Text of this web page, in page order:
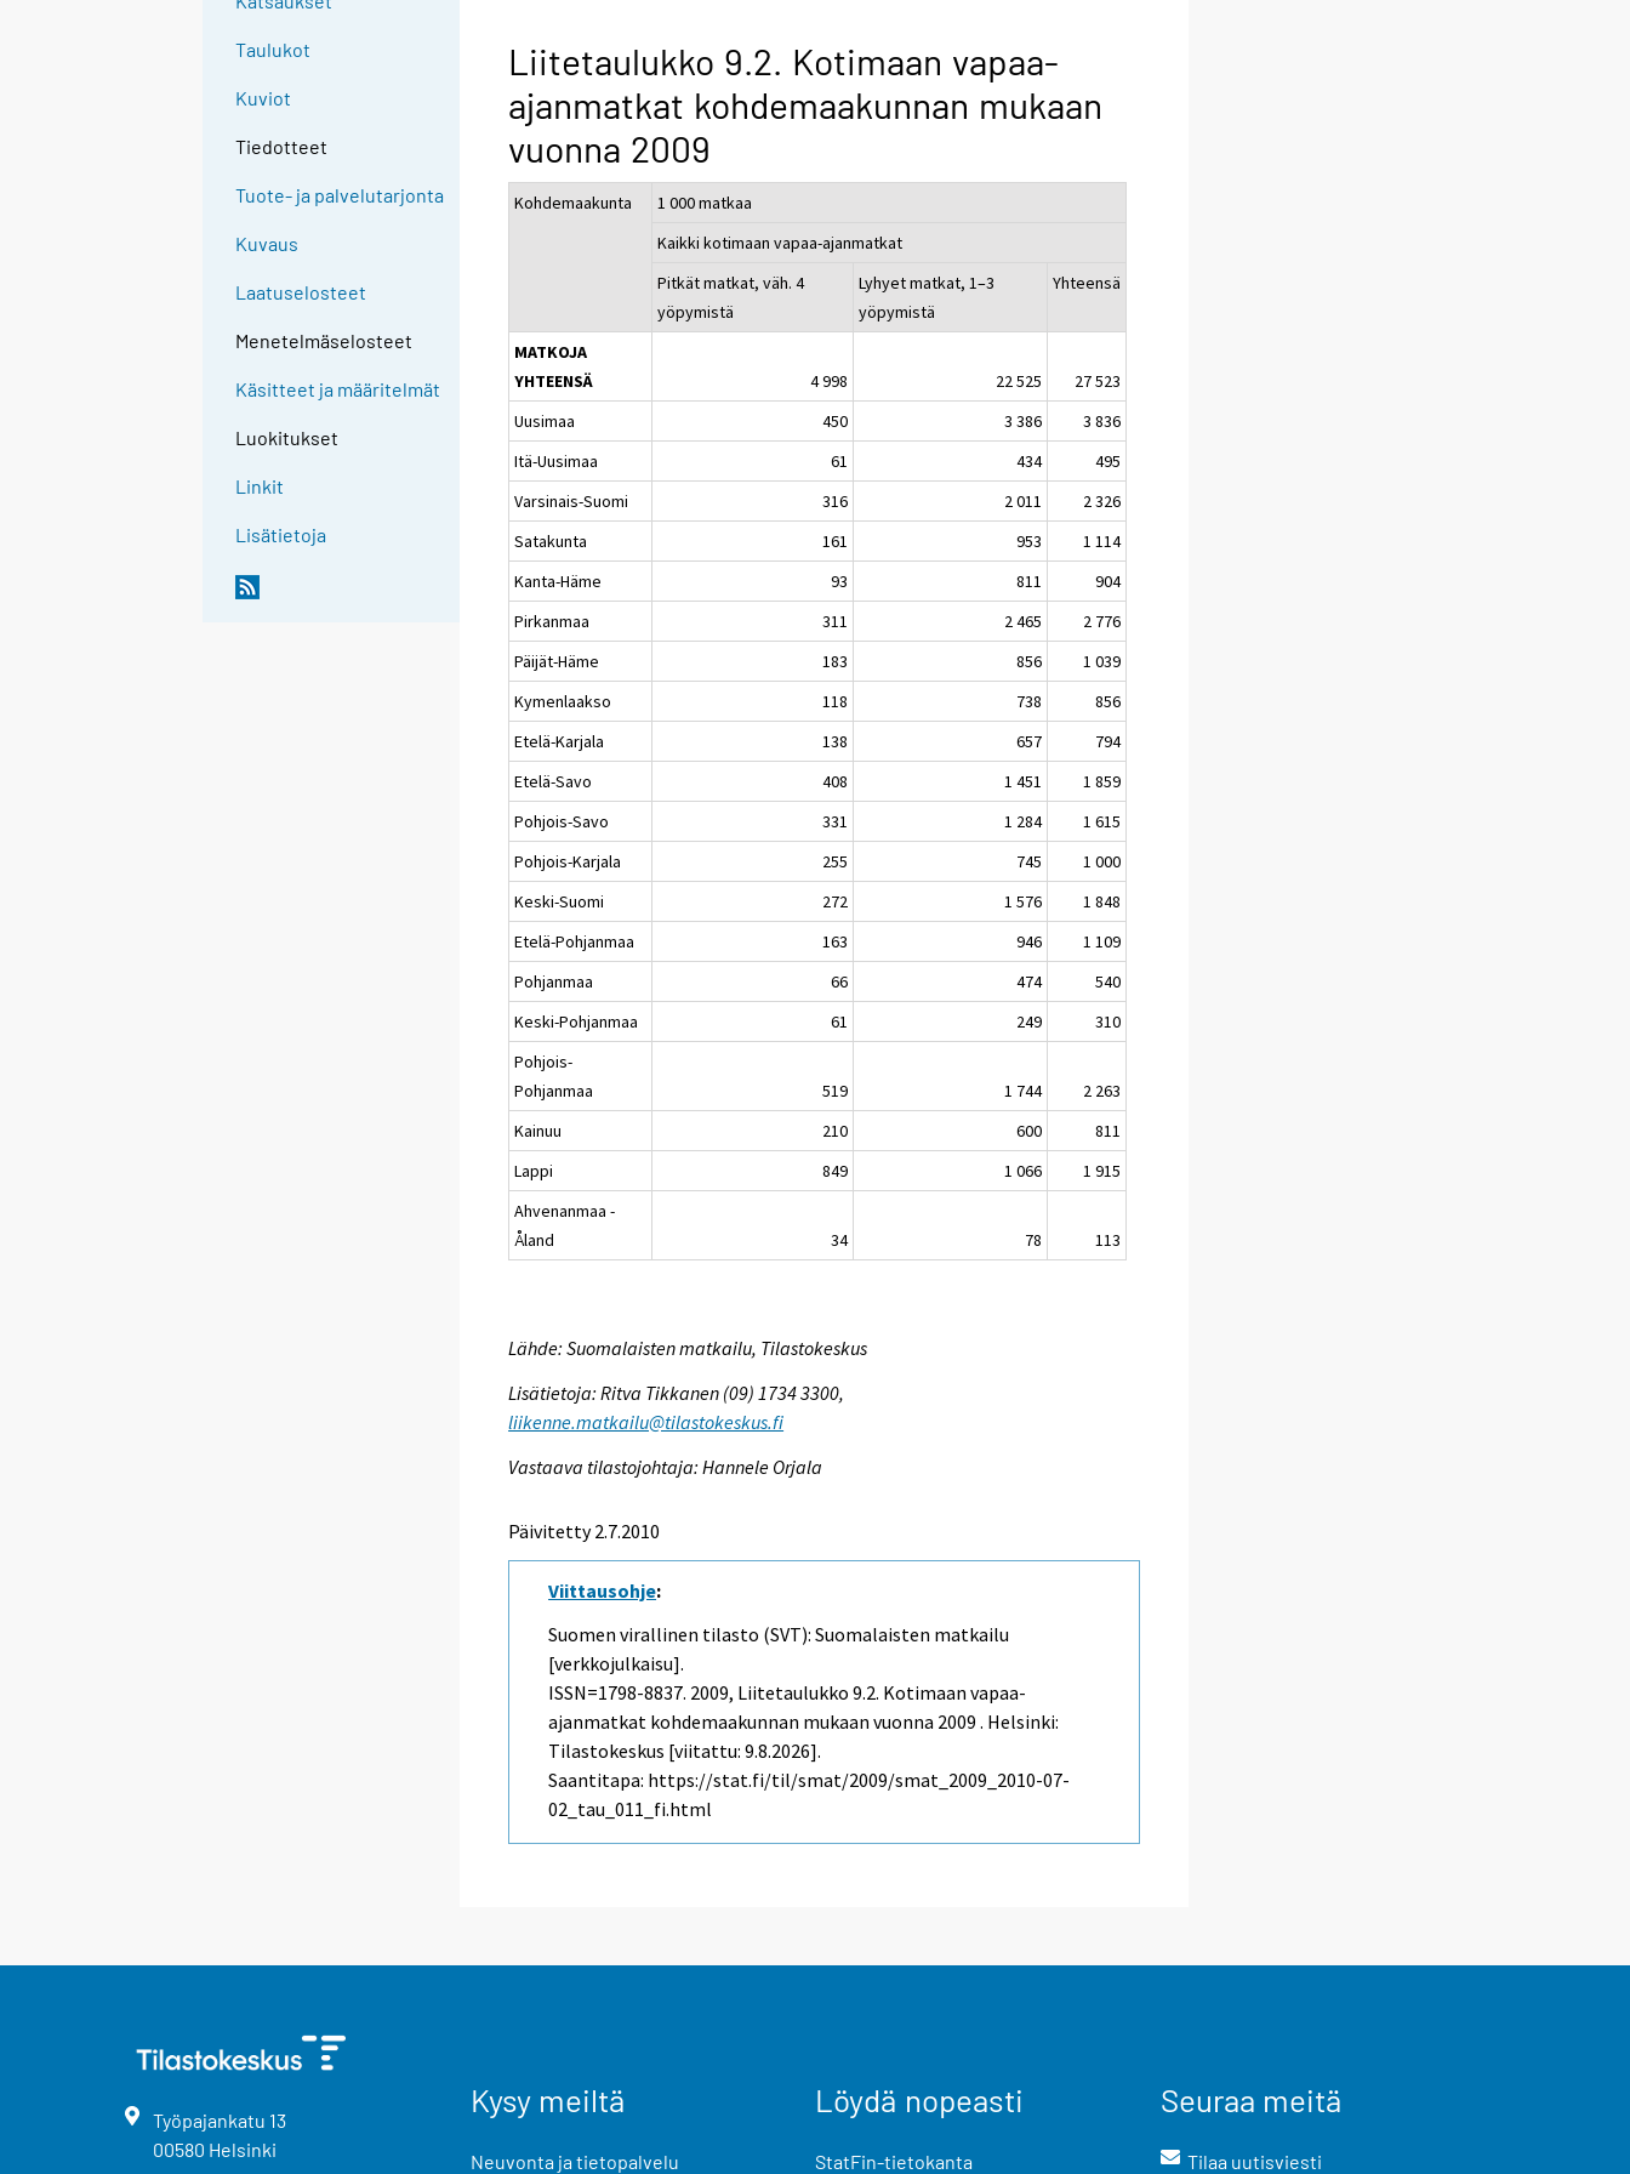
Taulukot
Kuviot
Tiedotteet
Tuote- ja palvelutarjonta
Kuvaus
Laatuselosteet
Menetelmäselosteet
Käsitteet ja määritelmät
Luokitukset
Linkit
Lisätietoja
Liitetaulukko 9.2. Kotimaan vapaa-
ajanmatkat kohdemaakunnan mukaan
vuonna 2009
Kohdemaakunta
1 000 matkaa
Kaikki kotimaan vapaa-ajanmatkat
Pitkät matkat, väh. 4
yöpymistä
Lyhyet matkat, 1–3
yöpymistä
Yhteensä
MATKOJA
YHTEENSÄ
4 998 22 525
27 523
Uusimaa
450 3 386
3 836
Itä-Uusimaa
61 434
495
Varsinais-Suomi
316 2 011
2 326
Satakunta
161 953
1 114
Kanta-Häme
93 811
904
Pirkanmaa
311 2 465
2 776
Päijät-Häme
183 856
1 039
Kymenlaakso
118 738
856
Etelä-Karjala
138 657
794
Etelä-Savo
408 1 451
1 859
Pohjois-Savo
331 1 284
1 615
Pohjois-Karjala
255 745
1 000
Keski-Suomi
272 1 576
1 848
Etelä-Pohjanmaa
163 946
1 109
Pohjanmaa
66 474
540
Keski-Pohjanmaa
61 249
310
Pohjois-
Pohjanmaa
519 1 744
2 263
Kainuu
210 600
811
Lappi
849 1 066
1 915
Ahvenanmaa -
Åland
34 78 113
Lähde: Suomalaisten matkailu, Tilastokeskus
Lisätietoja: Ritva Tikkanen (09) 1734 3300,
liikenne.matkailu@tilastokeskus.fi
Vastaava tilastojohtaja: Hannele Orjala
Päivitetty 2.7.2010
Viittausohje:
Suomen virallinen tilasto (SVT): Suomalaisten matkailu
[verkkojulkaisu].
ISSN=1798-8837. 2009, Liitetaulukko 9.2. Kotimaan vapaa-
ajanmatkat kohdemaakunnan mukaan vuonna 2009 . Helsinki:
Tilastokeskus [viitattu: 9.8.2026].
Saantitapa: https://stat.fi/til/smat/2009/smat_2009_2010-07-
02_tau_011_fi.html
Työpajankatu 13
00580 Helsinki
Kysy meiltä
Neuvonta ja tietopalvelu
Löydä nopeasti
StatFin-tietokanta
Seuraa meitä
Tilaa uutisviesti